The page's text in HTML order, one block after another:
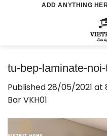
ADD ANYTHING
tu-bep-laminate-
Published28/05/2021 at
Bar VKH01